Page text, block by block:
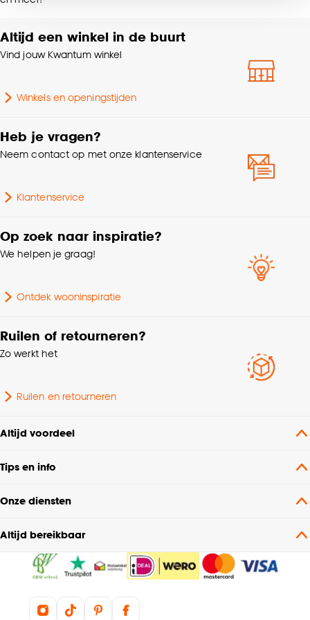
noodzakelijke cookies te accepteren. Je kunt er ook
accepteren door op ‘Cookies aanpassen’ te
klikken.
kan aanpassen, bekijk hiervoor onze
Altijd een winkel in de buurt
Vind jouw Kwantum winkel
Winkels en openingstijden
Heb je vragen?
Neem contact op met onze klantenservice
Klantenservice
Op zoek naar inspiratie?
We helpen je graag!
Ontdek wooninspiratie
Ruilen of retourneren?
Zo werkt het
Ruilen en retourneren
Altijd voordeel
Tips en info
Onze diensten
Altijd bereikbaar